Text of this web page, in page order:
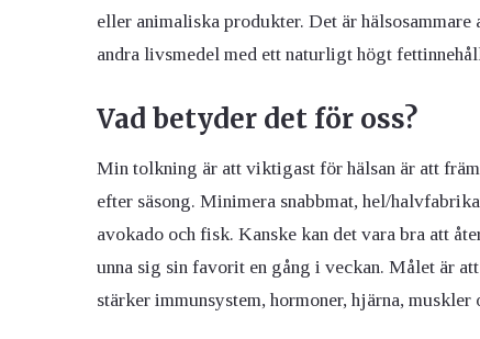
eller animaliska produkter. Det är
andra livsmedel med ett naturligt högt
Vad betyder det för oss?
Min tolkning är att viktigast för hälsan är att
efter säsong. Minimera snabbmat, hel/
avokado och fisk. Kanske kan det vara bra att
unna sig sin favorit en gång i veckan. Målet är
stärker immunsystem, hormoner, hjärna, muskler